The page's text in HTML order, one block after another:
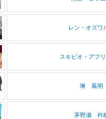
レン・オズワ
スキピオ・アフ
琳 鳳明
茅野瀬 衿